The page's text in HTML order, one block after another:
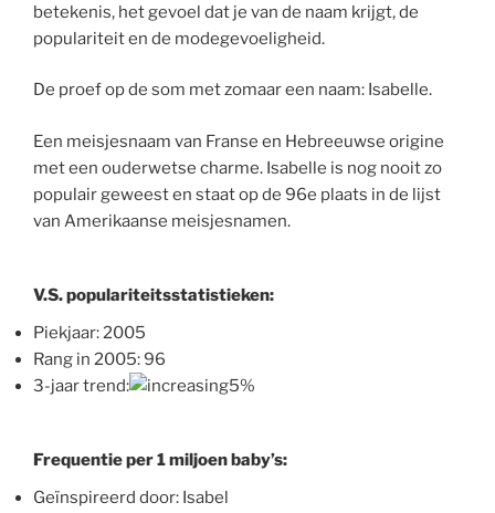
betekenis, het gevoel dat je van de naam krijgt, de
populariteit en de modegevoeligheid.
De proef op de som met zomaar een naam: Isabelle.
Een meisjesnaam van Franse en Hebreeuwse origine
met een ouderwetse charme. Isabelle is nog nooit zo
populair geweest en staat op de 96e plaats in de lijst
van Amerikaanse meisjesnamen.
V.S. populariteitsstatistieken:
Piekjaar: 2005
Rang in 2005: 96
3-jaar trend:
5%
Frequentie per 1 miljoen baby’s:
Geïnspireerd door: Isabel